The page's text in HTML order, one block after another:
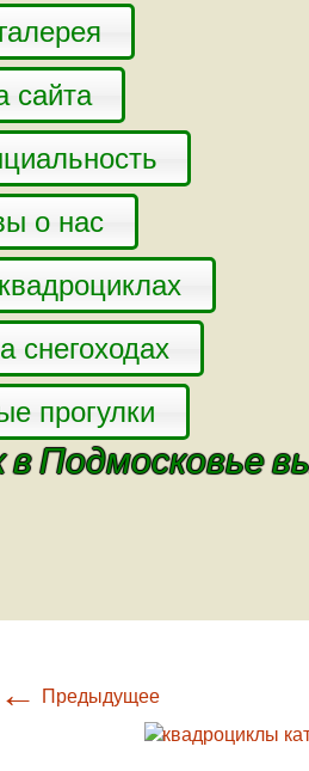
сайта
о нас
снегоходах
прогулки
Подмосковье
← Предыдущее